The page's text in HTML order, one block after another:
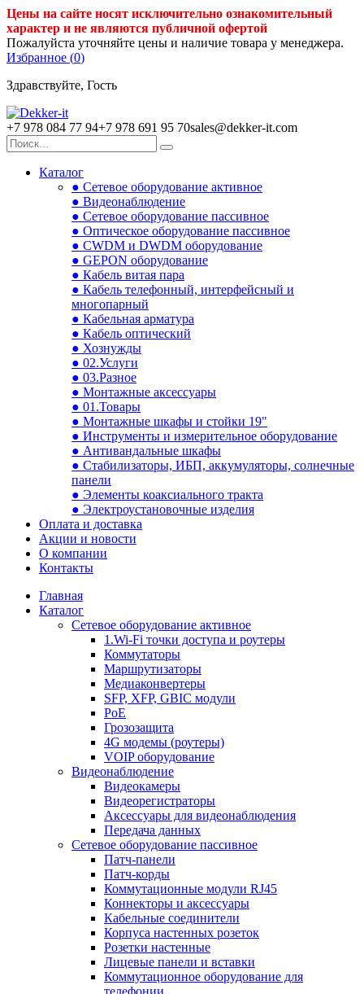
Цены на сайте носят исключительно ознакомительный
характер и не являются публичной офертой
Пожалуйста уточняйте цены и наличие товара у менеджера.
Избранное (0)
Здравствуйте, Гость
+7 978 084 77 94+7 978 691 95 70sales@dekker-it.com
Каталог
● Сетевое оборудование активное
● Видеонаблюдение
● Сетевое оборудование пассивное
● Оптическое оборудование пассивное
● CWDM и DWDM оборудование
● GEPON оборудование
● Кабель витая пара
● Кабель телефонный, интерфейсный и
многопарный
● Кабельная арматура
● Кабель оптический
● Хознужды
● 02.Услуги
● 03.Разное
● Монтажные аксессуары
● 01.Товары
● Монтажные шкафы и стойки 19"
● Инструменты и измерительное оборудование
● Антивандальные шкафы
● Стабилизаторы, ИБП, аккумуляторы, солнечные
панели
● Элементы коаксиального тракта
● Электроустановочные изделия
Оплата и доставка
Акции и новости
О компании
Контакты
Главная
Каталог
Сетевое оборудование активное
1.Wi-Fi точки доступа и роутеры
Коммутаторы
Маршрутизаторы
Медиаконвертеры
SFP, XFP, GBIC модули
PoE
Грозозащита
4G модемы (роутеры)
VOIP оборудование
Видеонаблюдение
Видеокамеры
Видеорегистраторы
Аксессуары для видеонаблюдения
Передача данных
Сетевое оборудование пассивное
Патч-панели
Патч-корды
Коммутационные модули RJ45
Коннекторы и аксессуары
Кабельные соединители
Корпуса настенных розеток
Розетки настенные
Лицевые панели и вставки
Коммутационное оборудование для
телефонии